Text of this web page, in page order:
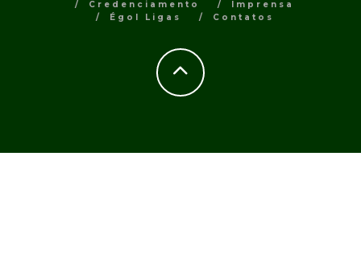
Credenciamento
Imprensa
Égol Ligas
Contatos